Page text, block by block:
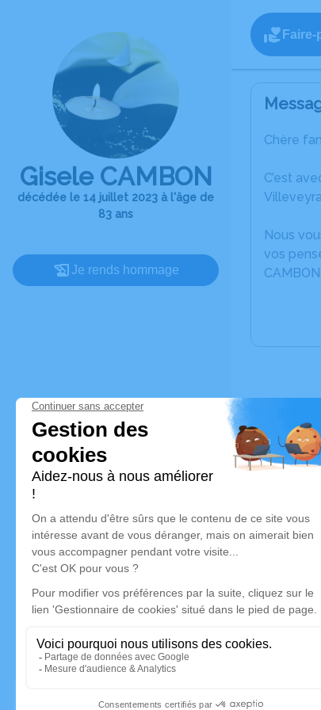
Gisele CAMBON
décédée le 14 juillet 2023 à l'âge de
83 ans
Je rends hommage
Faire-
Chère
C’est
Nous
vos
CAMBON.
Le